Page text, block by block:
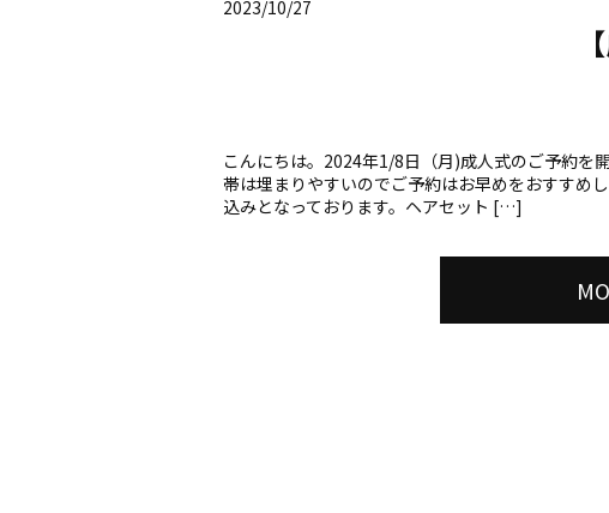
2023/10/27
こんにちは。2024年1/8日（月)成人式のご予約を
帯は埋まりやすいのでご予約はお早めをおすすめ
込みとなっております。ヘアセット […]